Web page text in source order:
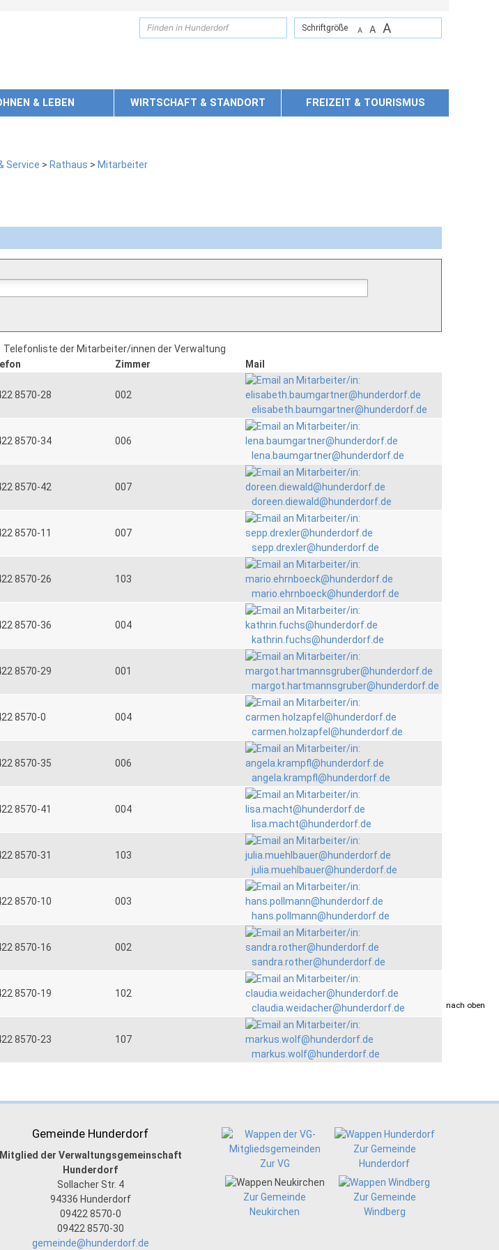
Schriftgröße A A A
& LEBEN WIRTSCHAFT & STANDORT FREIZEIT & TOURISMUS
Service > Rathaus > Mitarbeiter
Telefonliste der Mitarbeiter/innen der Verwaltung
Zimmer Mail
8570-28
002
elisabeth.baumgartner@hunderdorf.de
8570-34
006
lena.baumgartner@hunderdorf.de
8570-42
007
doreen.diewald@hunderdorf.de
8570-11
007
sepp.drexler@hunderdorf.de
8570-26
103
mario.ehrnboeck@hunderdorf.de
8570-36
004
kathrin.fuchs@hunderdorf.de
8570-29
001
margot.hartmannsgruber@hunderdorf.de
8570-0
004
carmen.holzapfel@hunderdorf.de
8570-35
006
angela.krampfl@hunderdorf.de
8570-41
004
lisa.macht@hunderdorf.de
8570-31
103
julia.muehlbauer@hunderdorf.de
8570-10
003
hans.pollmann@hunderdorf.de
8570-16
002
sandra.rother@hunderdorf.de
8570-19
102
claudia.weidacher@hunderdorf.de
8570-23
107
markus.wolf@hunderdorf.de
drucken nach oben
Gemeinde Hunderdorf
Mitglied der Verwaltungsgemeinschaft
Hunderdorf
Sollacher Str. 4
94336 Hunderdorf
09422 8570-0
09422 8570-30
gemeinde@hunderdorf.de
Zur VG
Zur Gemeinde
Hunderdorf
Zur Gemeinde
Neukirchen
Zur Gemeinde
Windberg